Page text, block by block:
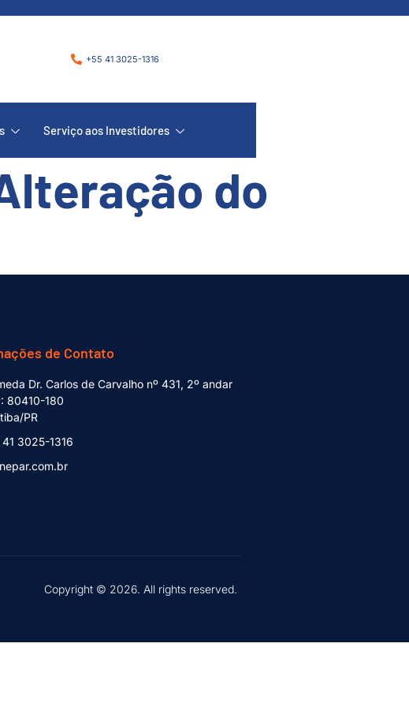
+55 41 3025-1316
Serviço aos Investidores
do
de Contato
Dr. Carlos de Carvalho nº 431, 2º andar
80410-180
PR
41 3025-1316
Copyright © 2026. All rights reserved.